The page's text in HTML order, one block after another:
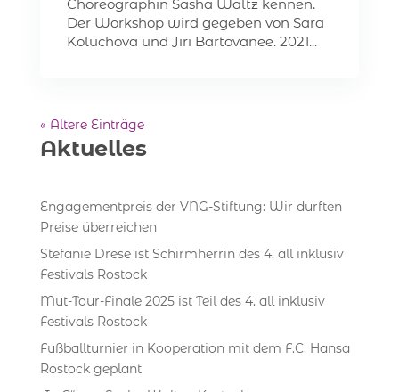
Choreographin Sasha Waltz kennen.
Der Workshop wird gegeben von Sara
Koluchova und Jiri Bartovanee. 2021...
« Ältere Einträge
Aktuelles
Engagementpreis der VNG-Stiftung: Wir durften
Preise überreichen
Stefanie Drese ist Schirmherrin des 4. all inklusiv
Festivals Rostock
Mut-Tour-Finale 2025 ist Teil des 4. all inklusiv
Festivals Rostock
Fußballturnier in Kooperation mit dem F.C. Hansa
Rostock geplant